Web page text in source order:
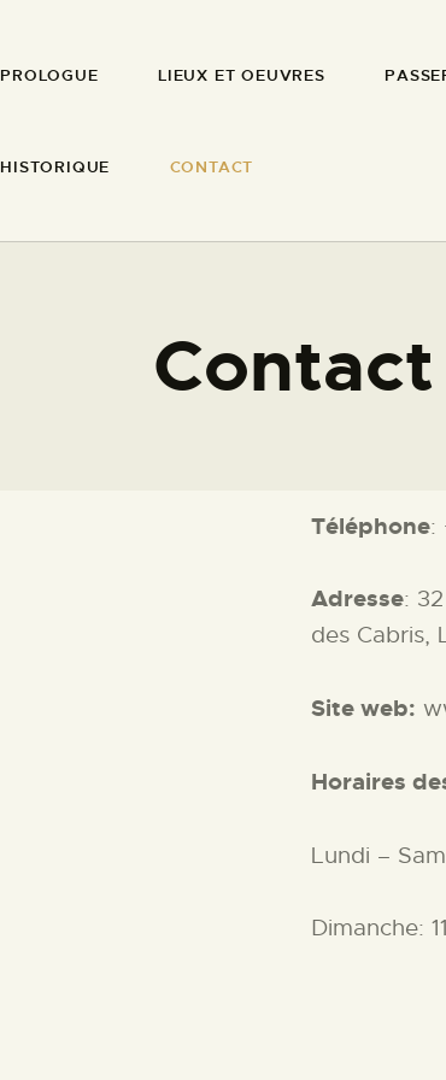
PROLOGUE LIEUX ET OEUVRES
HISTORIQUE CONTACT
Contact
OEUVRES
PASSERELLE
AVEC L’ÉCOLE
FILMOGRAPHIE
Téléphone:
Adresse:
des Cabris,
Site web:
Horaires
Lundi –
Dimanche: